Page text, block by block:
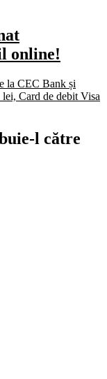
online!
la CEC Bank și
Card de debit Visa
l către